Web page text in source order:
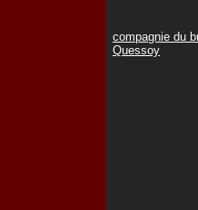
compagnie du
Quessoy